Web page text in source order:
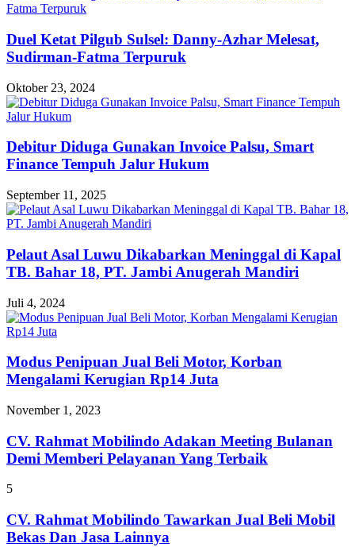
Duel Ketat Pilgub Sulsel: Danny-Azhar Melesat,
Sudirman-Fatma Terpuruk
Oktober 23, 2024
Debitur Diduga Gunakan Invoice Palsu, Smart
Finance Tempuh Jalur Hukum
September 11, 2025
Pelaut Asal Luwu Dikabarkan Meninggal di Kapal
TB. Bahar 18, PT. Jambi Anugerah Mandiri
Juli 4, 2024
Modus Penipuan Jual Beli Motor, Korban
Mengalami Kerugian Rp14 Juta
November 1, 2023
CV. Rahmat Mobilindo Adakan Meeting Bulanan
Demi Memberi Pelayanan Yang Terbaik
5
CV. Rahmat Mobilindo Tawarkan Jual Beli Mobil
Bekas Dan Jasa Lainnya